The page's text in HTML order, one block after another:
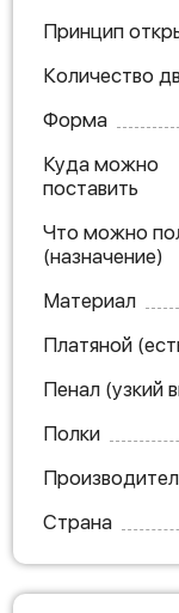
Принцип
Количество
Форма
Куда можно
поставить
Что можно
(назначение)
Материал
Платяной
Пенал (узкий
Полки
Страна